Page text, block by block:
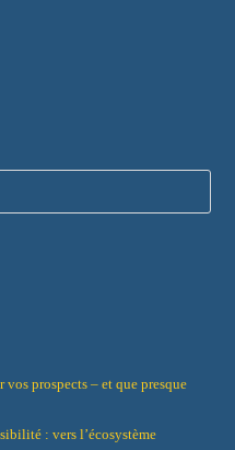
prospects – et que presque
: vers l’écosystème